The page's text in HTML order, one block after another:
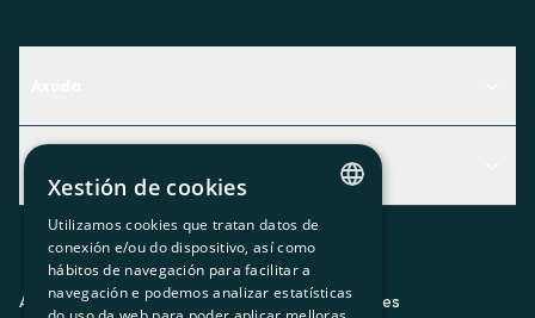
Descubre qué servicio te encaja mejor
Contacto
Actualidad
O recuncho da socia
Prensa
Aviso legalPolítica de privacidadPolítica de cookies
CATALAN
SPANISH
Xestión de cookies
Utilizamos cookies que tratan datos de
conexión e/ou do dispositivo, así como
hábitos de navegación para facilitar a
navegación e podemos analizar estatísticas